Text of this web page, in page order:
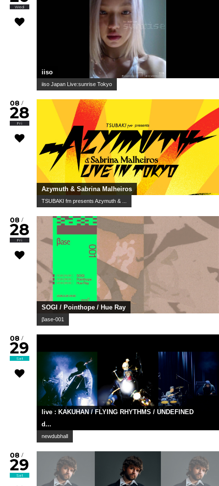
Wed
iiso
iiso Japan Live:sunrise Tokyo
08 /
28
Fri
Azymuth & Sabrina Malheiros
TSUBAKI fm presents Azymuth & ...
08 /
28
Fri
SOGI / Pointhope / Hue Ray
βase-001
08 /
29
Sat
live : KAKUHAN / FLYING RHYTHMS / UNDEFINED
d...
newdubhall
08 /
29
Sat